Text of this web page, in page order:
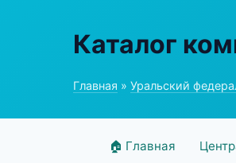
Каталог
Главная » Уральский
🏠 Главная